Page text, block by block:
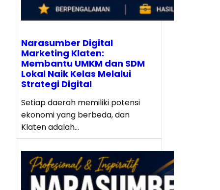
Narasumber Digital
Marketing Klaten:
Membantu UMKM dan SDM
Lokal Naik Kelas Melalui
Strategi Digital
Setiap daerah memiliki potensi
ekonomi yang berbeda, dan
Klaten adalah…